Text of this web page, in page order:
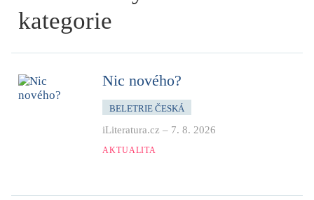
kategorie
Nic nového?
BELETRIE ČESKÁ
iLiteratura.cz – 7. 8. 2026
AKTUALITA